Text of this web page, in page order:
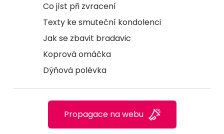
Co jíst při zvracení
Texty ke smuteční kondolenci
Jak se zbavit bradavic
Koprová omáčka
Dýňová polévka
Propagace na webu